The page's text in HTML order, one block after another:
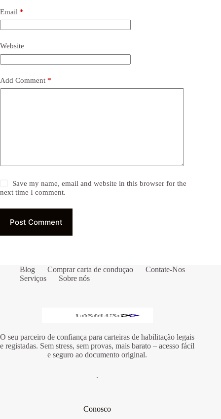
Email *
Website
Add Comment *
Save my name, email and website in this browser for the
next time I comment.
Post Comment
Blog Comprar carta de conduçao
Contate-Nos
Serviços
Sobre nós
O seu parceiro de confiança para carteiras de habilitação legais
e registadas. Sem stress, sem provas, mais barato – acesso fácil
e seguro ao documento original.
.
Conosco